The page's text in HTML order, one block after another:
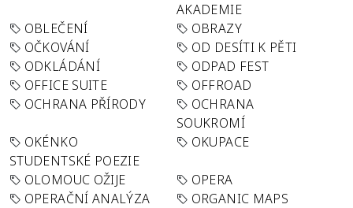
AKADEMIE
OBLEČENÍ
OBRAZY
OČKOVÁNÍ
OD DESÍTI K PĚTI
ODKLÁDÁNÍ
ODPAD FEST
OFFICE SUITE
OFFROAD
OCHRANA PŘÍRODY
OCHRANA
SOUKROMÍ
OKÉNKO
STUDENTSKÉ POEZIE
OKUPACE
OLOMOUC OŽIJE
OPERA
OPERAČNÍ ANALÝZA
ORGANIC MAPS